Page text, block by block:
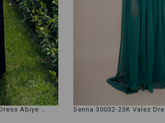
Senna 3067-23Y Dıvanıta Dress Abiye Elbise